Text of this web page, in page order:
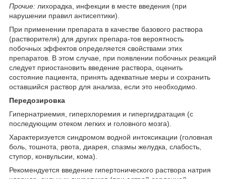
Прочие: лихорадка, инфекции в месте введения (при
нарушении правил антисептики).
При применении препарата в качестве базового раствора
(растворителя) для других препара-тов вероятность
побочных эффектов определяется свойствами этих
препаратов. В этом случае, при появлении побочных реакций
следует приостановить введение раствора, оценить
состояние пациента, принять адекватные меры и сохранить
оставшийся раствор для анализа, если это необходимо.
Передозировка
Гипернатриемия, гиперхлоремия и гипергидратация (с
последующим отеком легких и головного мозга).
Характеризуется синдромом водной интоксикации (головная
боль, тошнота, рвота, диарея, спазмы желудка, слабость,
ступор, конвульсии, кома).
Рекомендуется введение гипертонического раствора натрия